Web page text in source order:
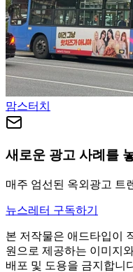
맘스터치
새로운 광고 사례를
매주 엄선된 옥외광고 트
뉴스레터 구독하기
본 저작물은 애드타입이
원으로 제공하는 이미지
배포 및 도용을 금지합니